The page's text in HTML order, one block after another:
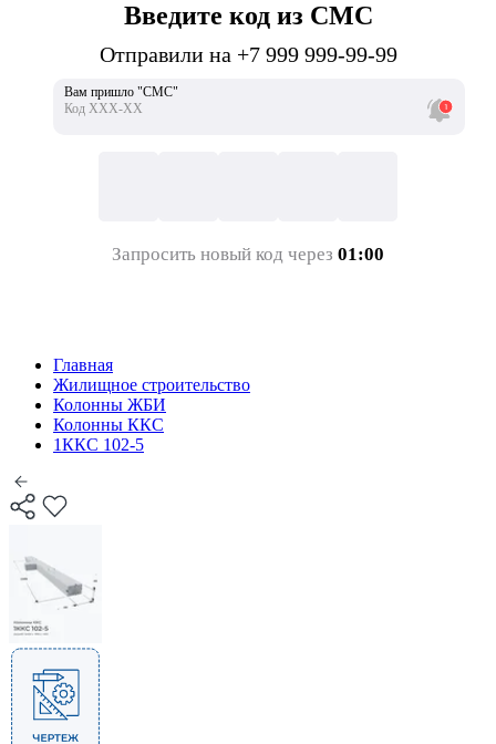
Введите код из СМС
Отправили на +7 999 999-99-99
Вам пришло "СМС"
Код ХХХ-ХХ
Запросить новый код через 01:00
Главная
Жилищное строительство
Колонны ЖБИ
Колонны ККС
1ККС 102-5